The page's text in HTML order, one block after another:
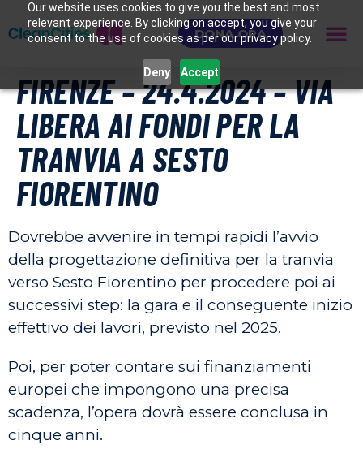
Our website uses cookies to give you the best and most
relevant experience. By clicking on accept, you give your
consent to the use of cookies as per our privacy policy.
Deny Accept
DONA ORA
FIRENZE – 24.4.2024 – VIA
LIBERA AI FONDI PER LA
TRANVIA A SESTO
FIORENTINO
Dovrebbe avvenire in tempi rapidi l’avvio
della progettazione definitiva per la tranvia
verso Sesto Fiorentino per procedere poi ai
successivi step: la gara e il conseguente inizio
effettivo dei lavori, previsto nel 2025.
Poi, per poter contare sui finanziamenti
europei che impongono una precisa
scadenza, l’opera dovrà essere conclusa in
cinque anni.